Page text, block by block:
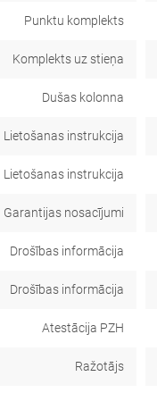
Punktu komplekts
Komplekts uz stieņa
Dušas kolonna
Lietošanas instrukcija
Lietošanas instrukcija
Garantijas nosacījumi
Drošības informācija
Drošības informācija
Atestācija PZH
Ražotājs